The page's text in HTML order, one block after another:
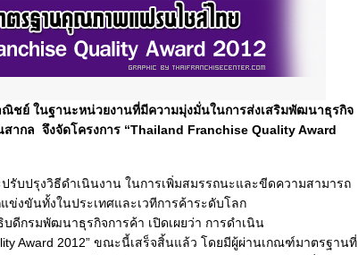
ชย์ ในฐานะหน่วยงานที่มีความมุ่งมั่นในการส่งเสริมพัฒนาธุรกิจ
ากล จึงจัดโครงการ “Thailand Franchise Quality Award
รับปรุงวิธีดำเนินงาน ในการเพิ่มสมรรถนะและขีดความสามารถ
ข่งขันทั้งในประเทศและเวทีการค้าระดับโลก
บดีกรมพัฒนาธุรกิจการค้า เปิดเผยว่า การดำเนิน
Award 2012” ขณะนี้เสร็จสิ้นแล้ว โดยมีผู้ผ่านเกณฑ์มาตรฐานที่